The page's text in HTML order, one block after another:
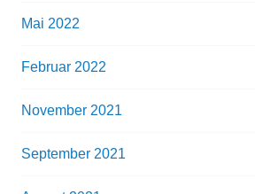
Mai 2022
Februar 2022
November 2021
September 2021